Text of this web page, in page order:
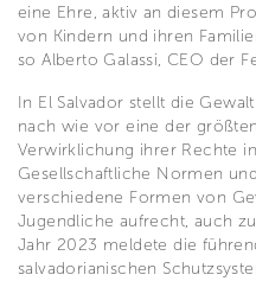
eine Ehre, aktiv an diesem
von Kindern und ihren
so Alberto Galassi, CEO der
In El Salvador stellt die
nach wie vor eine der
Verwirklichung ihrer Rechte
Gesellschaftliche Normen
verschiedene Formen von
Jugendliche aufrecht, auch
Jahr 2023 meldete die
salvadorianischen